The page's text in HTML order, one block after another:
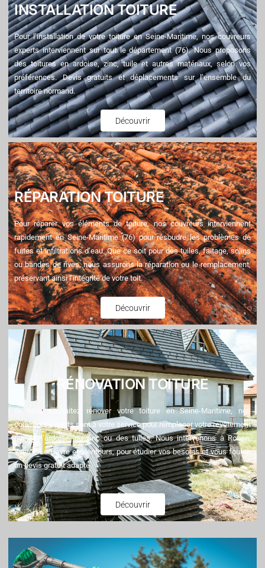
INSTALLATION TOITURE
Pour l’installation de votre toiture en Seine-Maritime, nos couvreurs
experts interviennent sur tout le département (76). Nous proposons
des toitures en ardoise, zinc, tuile et autres matériaux, selon vos
préférences. Devis gratuits et déplacements sur l’ensemble du
territoire normand.
Découvrir
RÉPARATION TOITURE
Pour réparer vos éléments de toiture, nos couvreurs interviennent
rapidement en Seine-Maritime (76) pour résoudre les problèmes de
fuites et infiltrations d’eau. Que ce soit pour des tuiles, faitage, solins
ou bandes de rives, nous assurons la réparation ou le remplacement,
préservant ainsi l’intégrité de votre toit.
Découvrir
RÉNOVATION TOITURE
Si vous souhaitez rénover votre toiture en Seine-Maritime, nos
couvreurs experts sont à votre service pour remplacer votre revêtement
par de l’ardoise, du zinc ou des tuiles. Nous intervenons à Rouen,
Yvetot, Le Havre et alentours, pour étudier vos besoins et vous fournir
un devis gratuit adapté.
Découvrir